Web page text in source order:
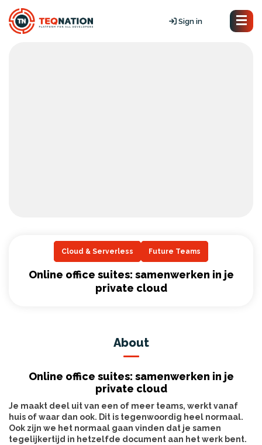
Sign in
Cloud & Serverless Future Teams
Online office suites: samenwerken in je
private cloud
About
Online office suites: samenwerken in je
private cloud
Je maakt deel uit van een of meer teams, werkt vanaf
huis of waar dan ook. Dit is tegenwoordig heel normaal.
Ook zijn we het normaal gaan vinden dat je samen
tegelijkertijd in hetzelfde document aan het werk bent.